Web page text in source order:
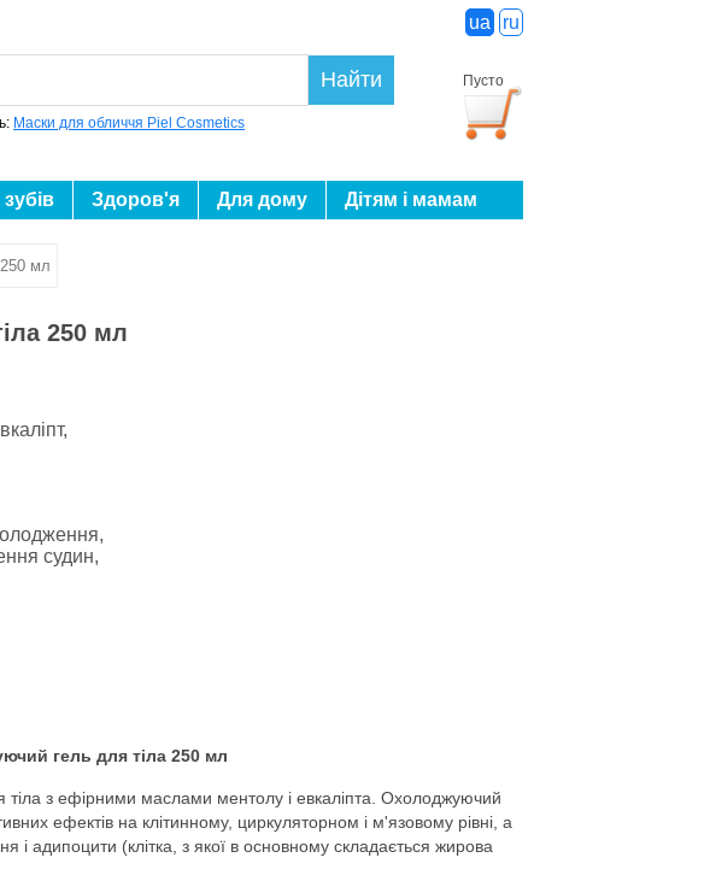
ua ru
Пусто
Найти
Маски для обличчя Piel Cosmetics
Здоров'я Для дому Дітям і мамам
мл
250 мл
судин,
гель для тіла 250 мл
з ефірними маслами ментолу і евкаліпта. Охолоджуючий
ефектів на клітинному, циркуляторном і м'язовому рівні, а
і адипоцити (клітка, з якої в основному складається жирова